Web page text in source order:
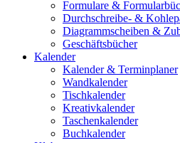
Formulare &
Durchschreibe- &
Diagrammscheiben &
Geschäftsbücher
Kalender
Kalender & Terminplaner
Wandkalender
Tischkalender
Kreativkalender
Taschenkalender
Buchkalender